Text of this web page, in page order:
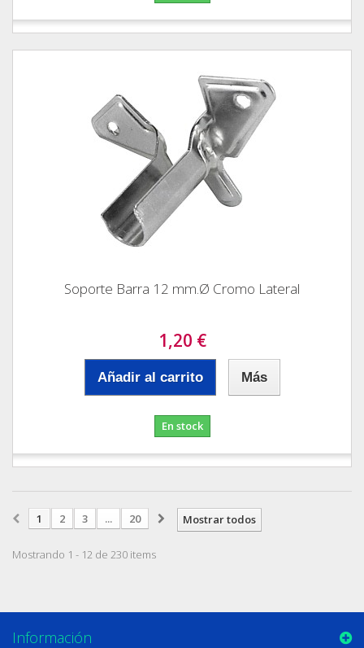
Soporte Barra 12 mm.Ø Cromo Lateral
1,20 €
Añadir al carrito Más
En stock
Mostrar todos
1 2 3 ... 20
Mostrando 1 - 12 de 230 items
Información